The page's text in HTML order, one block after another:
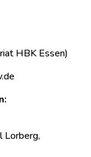
HBK Essen)
Lorberg,